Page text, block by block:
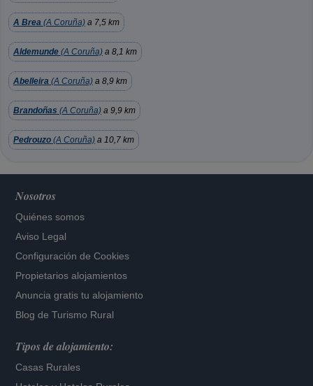
A Brea (A Coruña) a 7,5 km
Aldemunde (A Coruña) a 8,1 km
Abelleira (A Coruña) a 8,9 km
Brandoñas (A Coruña) a 9,9 km
Pedrouzo (A Coruña) a 10,7 km
Nosotros
Quiénes somos
Aviso Legal
Configuración de Cookies
Propietarios alojamientos
Anuncia gratis tu alojamiento
Blog de Turismo Rural
Tipos de alojamiento:
Casas Rurales